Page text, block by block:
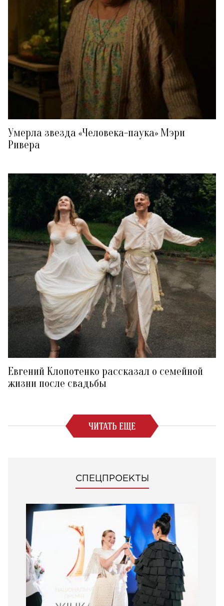
Умерла звезда «Человека-паука» Мэри
Ривера
Евгений Клопотенко рассказал о семейной
жизни после свадьбы
ЧИТАТЬ ЕЩЕ
СПЕЦПРОЕКТЫ